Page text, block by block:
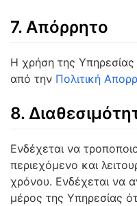
7. Απόρρητο
Η χρήση της Υπηρεσίας
από την Πολιτική
8.
Ενδέχεται να
περιεχόμενο και
χρόνου. Ενδέχεται να
μέρος της Υπηρεσίας